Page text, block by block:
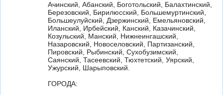
Ачинский, Абанский, Боготольский, Балахтинский,
Березовский, Бирилюсский, Большемуртинский,
Большеулуйский, Дзержинский, Емельяновский,
Иланский, Ирбейский, Канский, Казачинский,
Козульский, Манский, Нижнеингашский,
Назаровский, Новоселовский, Партизанский,
Пировский, Рыбинский, Сухобузимский,
Саянский, Тасеевский, Тюхтетский, Уярский,
Ужурский, Шарыповский.
ГОРОДА: